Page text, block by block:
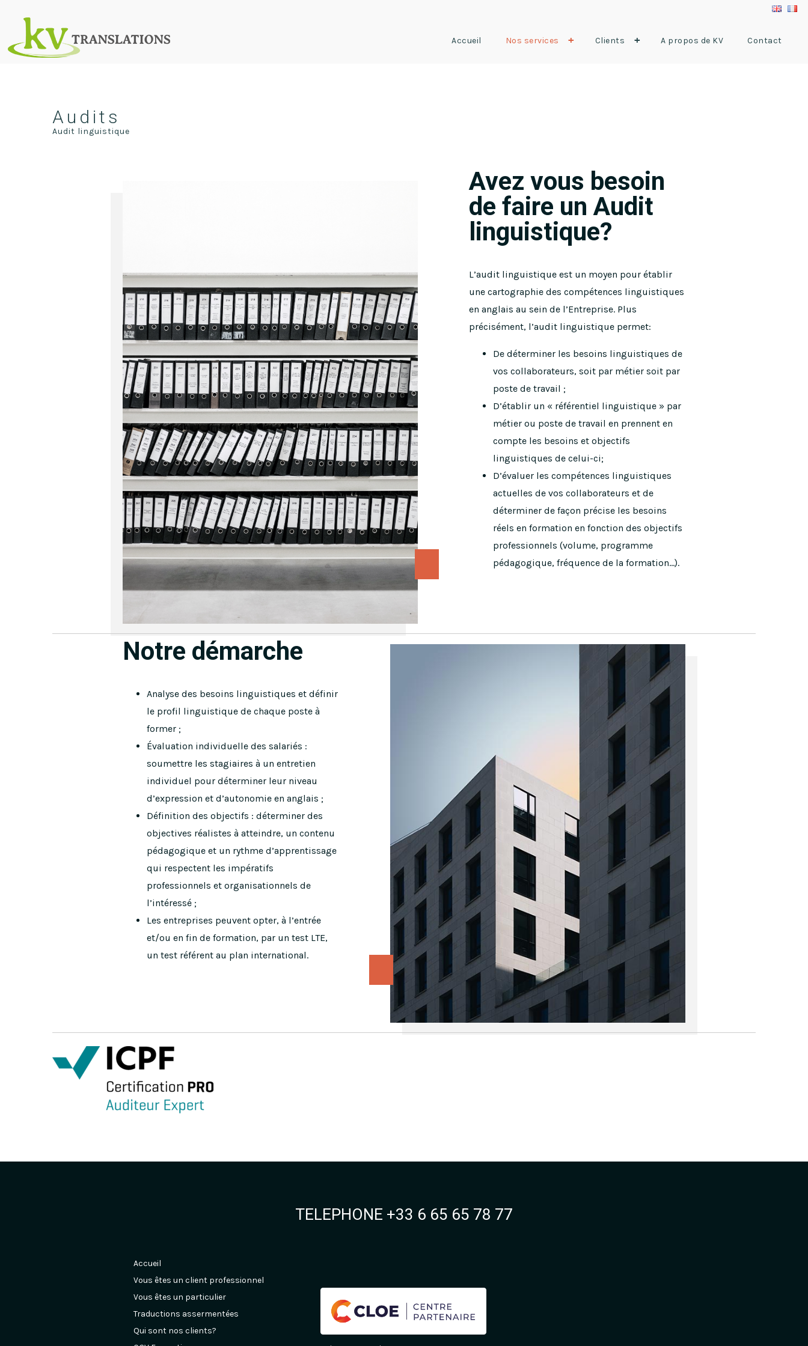
Accueil +
Nos services +
Clients A propos de KV Contact
Audits
Audit linguistique
Avez vous besoin
de faire un Audit
linguistique?
L’audit linguistique est un moyen pour établir
une cartographie des compétences linguistiques
en anglais au sein de l’Entreprise. Plus
précisément, l’audit linguistique permet:
De déterminer les besoins linguistiques de
vos collaborateurs, soit par métier soit par
poste de travail ;
D’établir un « référentiel linguistique » par
métier ou poste de travail en prennent en
compte les besoins et objectifs
linguistiques de celui-ci;
D’évaluer les compétences linguistiques
actuelles de vos collaborateurs et de
déterminer de façon précise les besoins
réels en formation en fonction des objectifs
professionnels (volume, programme
pédagogique, fréquence de la formation…).
Notre démarche
Analyse des besoins linguistiques et définir
le profil linguistique de chaque poste à
former ;
Évaluation individuelle des salariés :
soumettre les stagiaires à un entretien
individuel pour déterminer leur niveau
d’expression et d’autonomie en anglais ;
Définition des objectifs : déterminer des
objectives réalistes à atteindre, un contenu
pédagogique et un rythme d’apprentissage
qui respectent les impératifs
professionnels et organisationnels de
l’intéressé ;
Les entreprises peuvent opter, à l’entrée
et/ou en fin de formation, par un test LTE,
un test référent au plan international.
TELEPHONE +33 6 65 65 78 77
Accueil
Vous êtes un client professionnel
Vous êtes un particulier
Traductions assermentées
Qui sont nos clients?